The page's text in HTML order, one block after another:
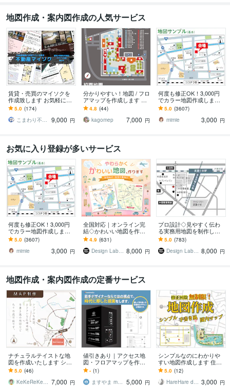
地図作成・案内図作成の人気サービス
賃貸・売買のマイソクを
作成致します お気軽にご
相談下さい！最短24時間
以内に完納いたします！
5.0 (174)
こまわり不動産 不動産のお困りごと解決
9,000 円
分かりやすい！地図 / フロ
アマップを作成します 手
書き・指定住所でもOK！
分かりやすくお作りしま
す！
4.8 (44)
kagomep
7,000 円
何度も修正OK！3,000円
でカラー地図作成します
チラシ、ホームページな
どに掲載できる地図を制
作します。
5.0 (3607)
mimie
3,000 円
お気に入り登録が多いサービス
何度も修正OK！3,000円
でカラー地図作成します
チラシ、ホームページな
どに掲載できる地図を制
作します。
5.0 (3607)
mimie
3,000 円
全国対応｜オンライン完
結◇かわいい地図を作成
します 修整無制限・印刷
物・WEBに対応した分か
りやすい地図デザイン
4.9 (631)
Design Lab｜名刺・地図・印刷物 8,000 円
プロ設計◇見やすく伝わ
る実務用地図を制作しま
す 修正無制限・全国対応
｜オンライン完結｜印
刷・WEB両対応
5.0 (783)
Design Lab｜名刺・地図・印刷物 8,000 円
地図作成・案内図作成の定番サービス
ナチュラルテイストな地
図を作成いたします シン
プル・カラフル・手書き
風のデザインが選べま
す！
5.0 (46)
KeKeReKe Design マツダ 7,000 円
値引きあり｜アクセス地
図・フロアマップを作成
します 名刺/チラシ/看板な
どに使えるマップを作成
します
- (1)
ますやま masuyama 5,000 円
シンプルなのにわかりや
すい地図作成します 住所
のみ丸投げでOK！お好み
のデザインで！
5.0 (12)
HareHare design 3,000 円